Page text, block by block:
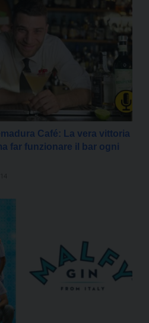
Café: La vera vittoria
far funzionare il bar ogni